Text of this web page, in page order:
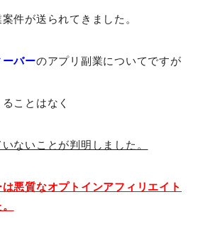
件が送られてきました。
バーのアプリ副業についてですが
ことはなく
ないことが判明しました。
悪質なオプトインアフィリエイト